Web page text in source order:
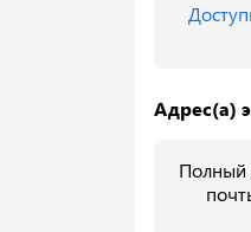
Адрес(а)
Полный